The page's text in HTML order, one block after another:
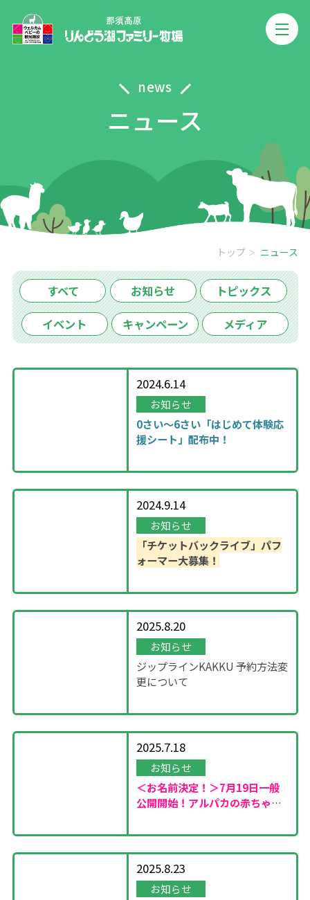
news
ニュース
トップ ニュース
すべて お知らせ トピックス
イベント キャンペーン メディア
2024.6.14
お知らせ
0さい～6さい「はじめて体験応
援シート」配布中！
2024.9.14
お知らせ
「チケットバックライブ」パフ
ォーマー大募集！
2025.8.20
お知らせ
ジップラインKAKKU 予約方法変
更について
2025.7.18
お知らせ
＜お名前決定！＞7月19日一般
公開開始！ アルパカの赤ちゃん
2025.8.23
お知らせ